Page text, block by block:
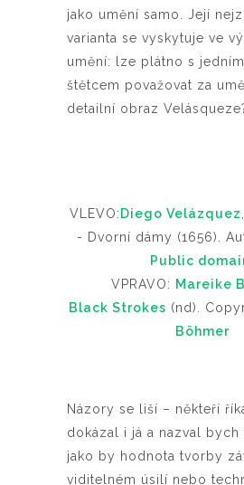
jako umění samo. Její
varianta se vyskytuje ve
umění: lze plátno s
štětcem považovat za
detailní obraz
VLEVO: Diego Velázquez
- Dvorní dámy (1656).
Public
VPRAVO: Mareike
Black Strokes (nd).
Böhmer
Názory se liší – někteří
dokázal i já a nazval bych
jako by hodnota tvorby
viditelném úsilí nebo